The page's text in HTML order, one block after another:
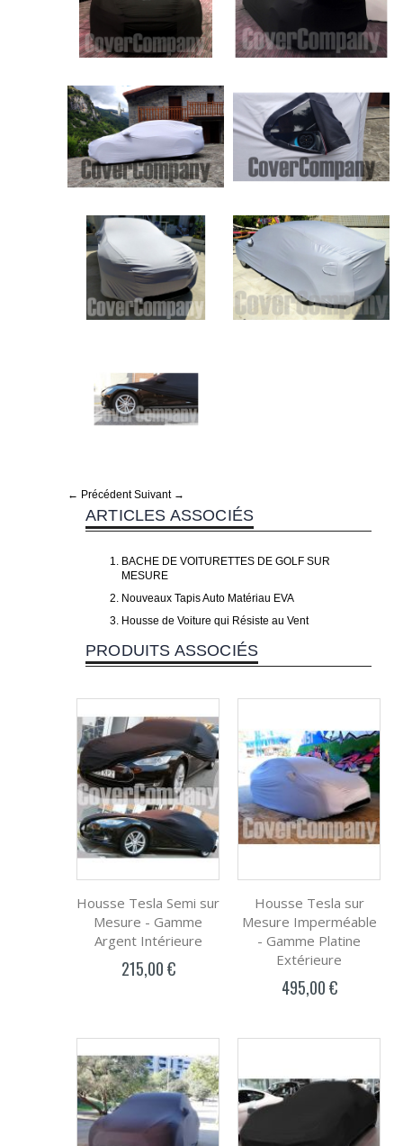
← Précédent Suivant →
ARTICLES ASSOCIÉS
BACHE DE VOITURETTES DE GOLF SUR
MESURE
Nouveaux Tapis Auto Matériau EVA
Housse de Voiture qui Résiste au Vent
PRODUITS ASSOCIÉS
Housse Tesla Semi sur
Mesure - Gamme
Argent Intérieure
215,00 €
Housse Tesla sur
Mesure Imperméable
- Gamme Platine
Extérieure
495,00 €